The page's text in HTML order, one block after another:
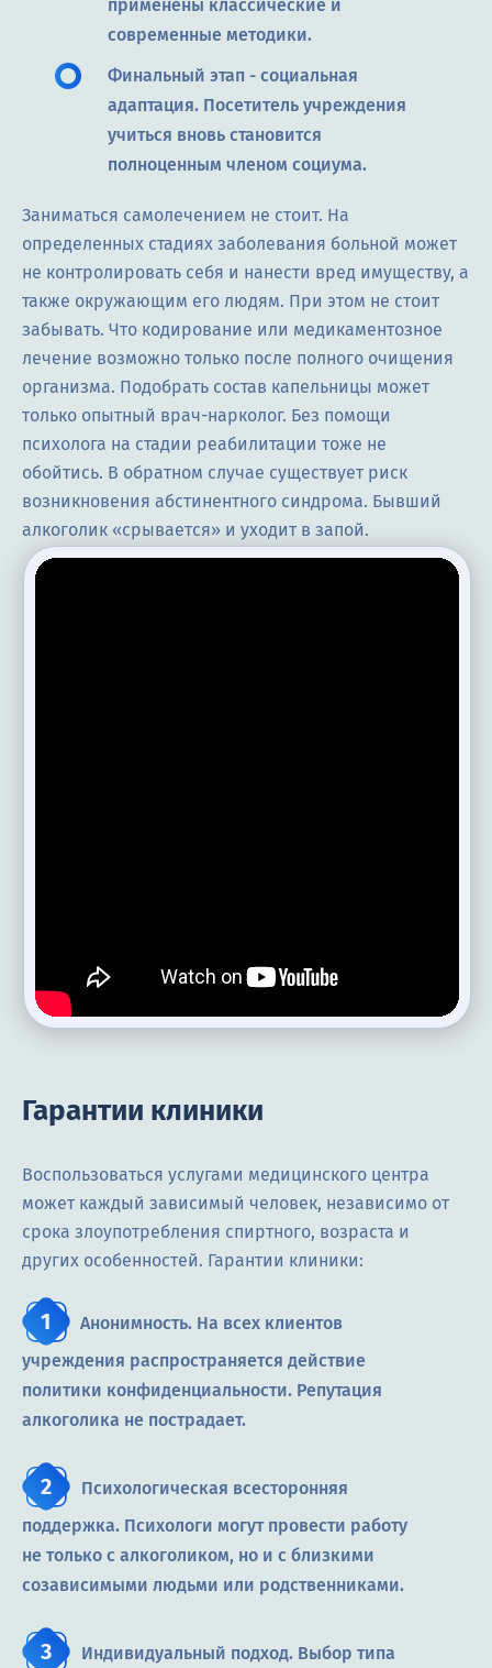
применены классические и
современные методики.
Финальный этап - социальная
адаптация. Посетитель учреждения
учиться вновь становится
полноценным членом социума.
Заниматься самолечением не стоит. На
определенных стадиях заболевания больной может
не контролировать себя и нанести вред имуществу, а
также окружающим его людям. При этом не стоит
забывать. Что кодирование или медикаментозное
лечение возможно только после полного очищения
организма. Подобрать состав капельницы может
только опытный врач-нарколог. Без помощи
психолога на стадии реабилитации тоже не
обойтись. В обратном случае существует риск
возникновения абстинентного синдрома. Бывший
алкоголик «срывается» и уходит в запой.
Гарантии клиники
Воспользоваться услугами медицинского центра
может каждый зависимый человек, независимо от
срока злоупотребления спиртного, возраста и
других особенностей. Гарантии клиники:
Анонимность. На всех клиентов
учреждения распространяется действие
политики конфиденциальности. Репутация
алкоголика не пострадает.
Психологическая всесторонняя
поддержка. Психологи могут провести работу
не только с алкоголиком, но и с близкими
созависимыми людьми или родственниками.
Индивидуальный подход. Выбор типа